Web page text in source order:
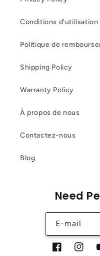
Conditions d'utilisation
Politique de
Shipping Policy
Warranty Policy
À propos de nous
Contactez-nous
Blog
Need
E-mail
Facebook